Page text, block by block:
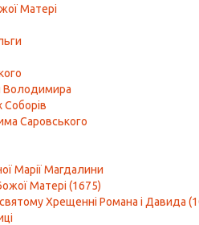
Матері
Володимира
Соборів
Саровського
Марії Магдалини
Матері (1675)
святому Хрещенні Романа і Давида